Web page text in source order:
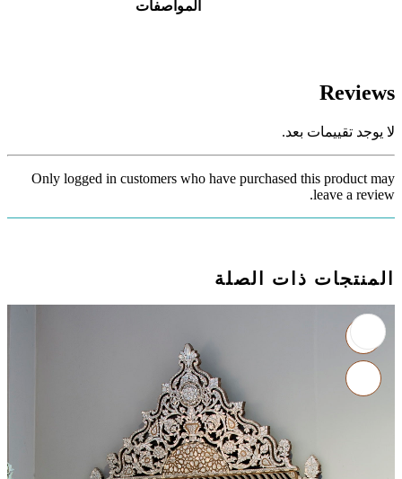
المواصفات
Reviews
لا يوجد تقييمات بعد.
Only logged in customers who have purchased this product may
leave a review.
المنتجات ذات الصلة